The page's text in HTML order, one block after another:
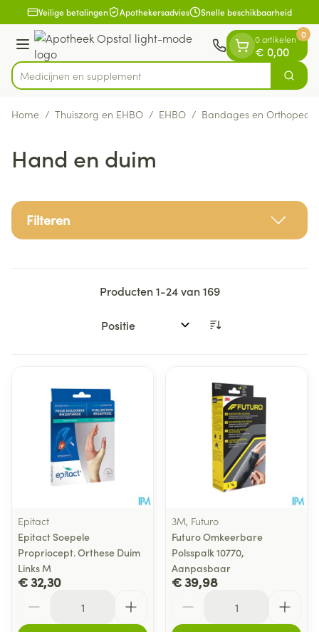
Ga naar de inhoud
1 van 1Veilige betalingen Apothekersadvies Snelle beschikbaarheid
Menu
Product, merk, categorie...
Med Zoek
0 artikelen
€ 0,00
0
Home / Thuiszorg en EHBO / EHBO / Bandages en
Hand en duim
Filteren
Producten1-24van169
Sorteer op:
Epitact
Epitact Soepele
Propriocept. Orthese Duim
Links M
€ 32,30
3M, Futuro
Futuro Omkeerbare
Polsspalk 10770,
Aanpasbaar
€ 39,98